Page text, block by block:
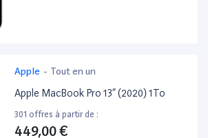
Apple - Tout en un
Apple MacBook Pro 13” (2020) 1To
301 offres à partir de :
449,00 €